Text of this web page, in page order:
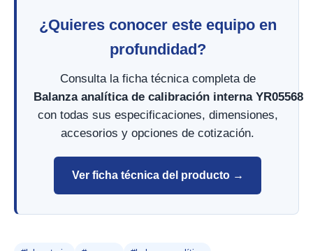
¿Quieres conocer este equipo en
profundidad?
Consulta la ficha técnica completa de
Balanza analítica de calibración interna YR05568
con todas sus especificaciones, dimensiones,
accesorios y opciones de cotización.
Ver ficha técnica del producto →